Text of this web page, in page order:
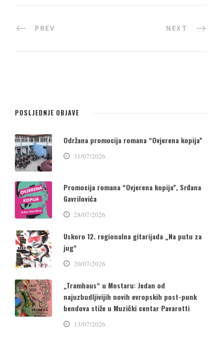
PREV NEXT
POSLJEDNJE OBJAVE
Održana promocija romana “Ovjerena kopija”
31/07/2026
Promocija romana “Ovjerena kopija”, Srđana
Gavrilovića
28/07/2026
Uskoro 12. regionalna gitarijada „Na putu za
jug“
20/07/2026
„Tramhaus“ u Mostaru: Jedan od
najuzbudljivijih novih evropskih post-punk
bendova stiže u Muzički centar Pavarotti
13/07/2026